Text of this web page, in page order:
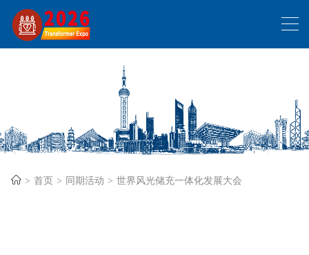
首页 同期活动 世界风光储充一体化发展大会